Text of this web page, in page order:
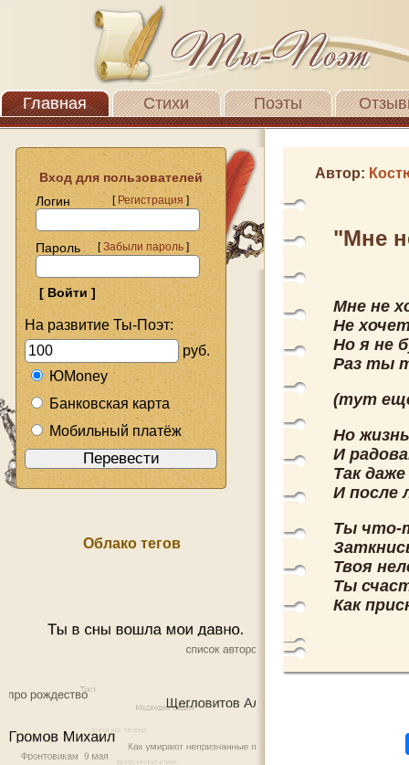
Главная Стихи Поэты
Вход для пользователей
Логин
[Регистрация]
Пароль [Забыли пароль]
На развитие Ты-Поэт:
руб.
ЮMoney
Банковская карта
Мобильный платёж
Облако тегов
Автор:
"Мне
Мне не
Не
Но я не
Раз ты
(тут
Но
И
Так
И после
Ты что-
Твоя
Ты
Как